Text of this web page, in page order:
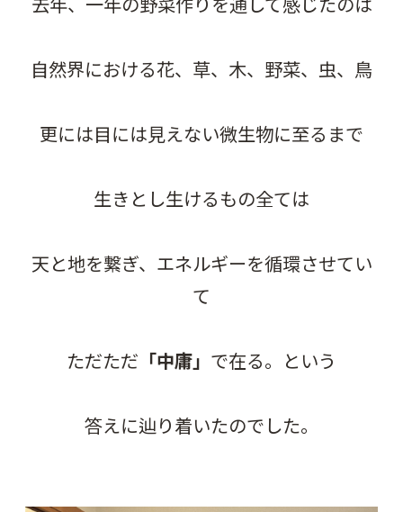
去年、一年の野菜作りを通して感じたのは
自然界における花、草、木、野菜、虫、鳥
更には目には見えない微生物に至るまで
生きとし生けるもの全ては
天と地を繋ぎ、エネルギーを循環させてい
て
ただただ 「中庸」 で在る。という
答えに辿り着いたのでした。